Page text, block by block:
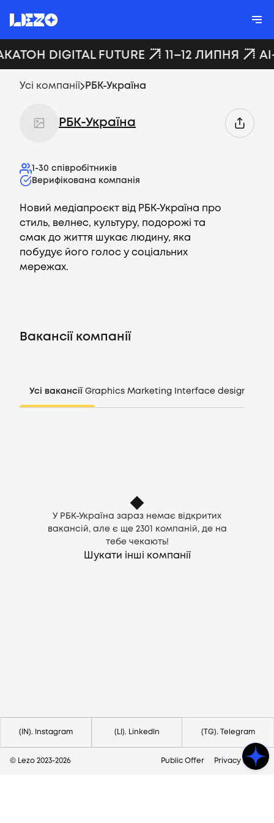
Компанії
DIGITAL FUTURE 11–12 ЛИПНЯ
Усі компанії РБК-Україна
РБК-Україна
1-30 співробітників
Верифікована компанія
Новий медіапроєкт від РБК-Україна про
стиль, велнес, культуру, подорожі та
смак до життя шукає людину, яка
побудує його голос у соціальних
мережах.
Вакансії компанії
Усі вакансії Graphics Marketing Interface design
У РБК-Україна зараз немає відкритих
вакансій, але є ще 2301
компаній, де на
тебе чекають!
Шукати інші компанії
(IN). Instagram (LI). LinkedIn (TG). Telegram
© Lezo 2023-2026 Public Offer Privacy Policy